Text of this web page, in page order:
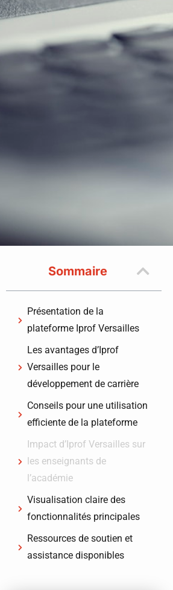
Sommaire
Présentation de la
plateforme Iprof Versailles
Les avantages d’Iprof
Versailles pour le
développement de carrière
Conseils pour une utilisation
efficiente de la plateforme
Impact d’Iprof Versailles sur
les enseignants de
l’académie
Visualisation claire des
fonctionnalités principales
Ressources de soutien et
assistance disponibles